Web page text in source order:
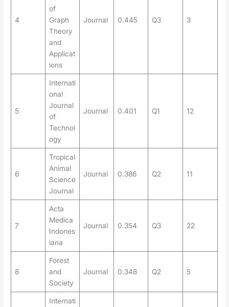
4
of
Graph
Theory
and
Applicat
ions
Journal 0.445 Q3 3
5
Internati
onal
Journal
of
Technol
ogy
Journal 0.401 Q1 12
6
Tropical
Animal
Science
Journal
Journal 0.386 Q2 11
7
Acta
Medica
Indones
iana
Journal 0.354 Q3 22
8
Forest
and
Society
Journal 0.348 Q2 5
Internati